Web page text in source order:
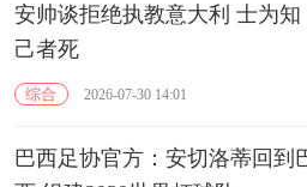
安帅谈拒绝执教意大利 士为知
己者死
综合 2026-07-30 14:01
巴西足协官方：安切洛蒂回到